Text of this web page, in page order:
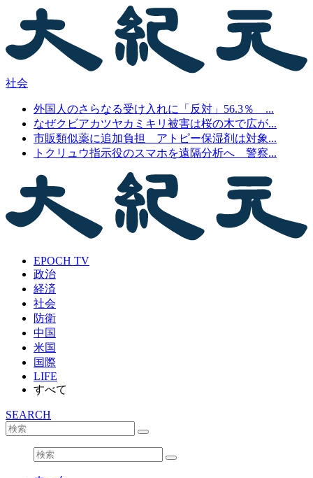
社会
外国人のさらなる受け入れに「反対」56.3％ ...
なぜクビアカツヤカミキリ被害は桜の木で広が...
市販類似薬に追加負担 アトピー保湿剤は対象...
トクリュウ指示役のスマホを遠隔分析へ 警察...
EPOCH TV
政治
経済
社会
防衛
中国
米国
国際
LIFE
すべて
SEARCH